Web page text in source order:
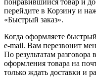
перейдите в Корзину и
«Быстрый заказ».
Когда оформляете
e-mail. Вам перезвонит
По результатам
оформления товара на
только ждать доставки и